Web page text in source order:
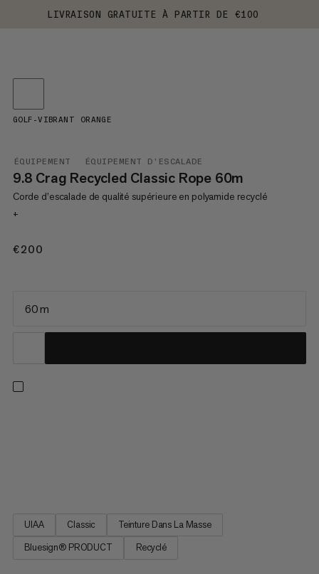
LIVRAISON GRATUITE À PARTIR DE €100
ÉQUIPEMENT ÉQUIPEMENT D'ESCALADE
9.8 Crag Recycled Classic Rope 60m
Corde d’escalade de qualité supérieure en polyamide recyclé
+
€200
GOLF-VIBRANT ORANGE
60 m
UIAA Classic
Teinture Dans La Masse
Bluesign® PRODUCT
Recyclé